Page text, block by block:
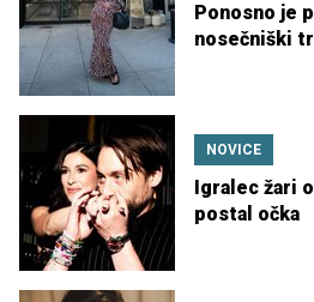
Ponosno je
nosečniški
NOVICE
Igralec žari
postal očka